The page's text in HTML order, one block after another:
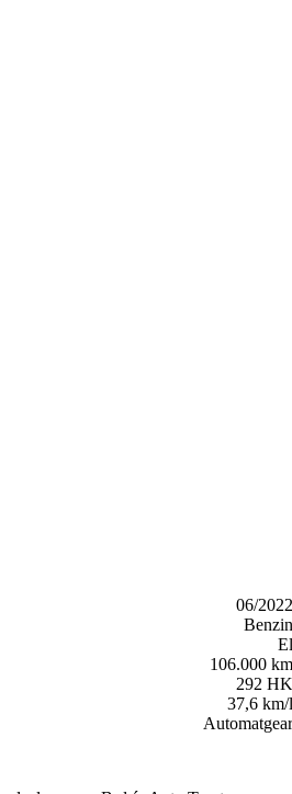
06/2022
Benzin
El
106.000 km
292 HK
37,6 km/l
Automatgear